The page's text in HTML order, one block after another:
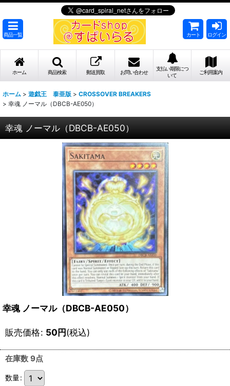
商品一覧 カート ログイン
ホーム 商品検索 郵送買取 お問い合わせ
支払い期限につ
いて
ご利用案内
ホーム > 遊戯王 泰亜版 > CROSSOVER BREAKERS
> 幸魂 ノーマル（DBCB-AE050）
幸魂 ノーマル（DBCB-AE050）
幸魂 ノーマル（DBCB-AE050）
販売価格: 50円(税込)
在庫数 9点
数量: